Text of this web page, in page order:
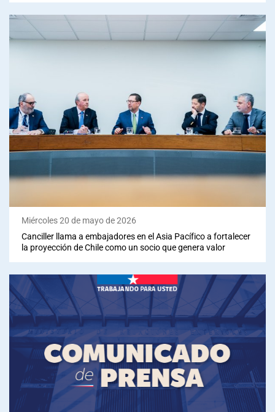
Miércoles 20 de mayo de 2026
Canciller llama a embajadores en el Asia Pacífico a fortalecer
la proyección de Chile como un socio que genera valor